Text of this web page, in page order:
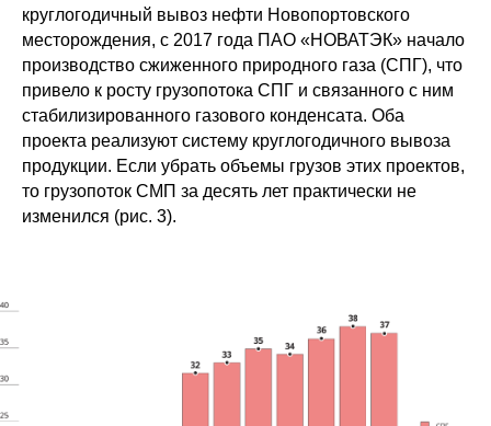
круглогодичный вывоз нефти Новопортовского
месторождения, с 2017 года ПАО «НОВАТЭК» начало
производство сжиженного природного газа (СПГ), что
привело к росту грузопотока СПГ и связанного с ним
стабилизированного газового конденсата. Оба
проекта реализуют систему круглогодичного вывоза
продукции. Если убрать объемы грузов этих проектов,
то грузопоток СМП за десять лет практически не
изменился (рис. 3).